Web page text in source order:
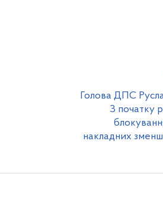
Голова ДПС
З початку
накладних